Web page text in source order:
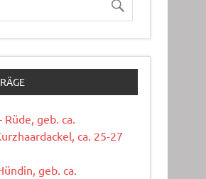
geb. ca.
ca. 25-27
geb. ca.